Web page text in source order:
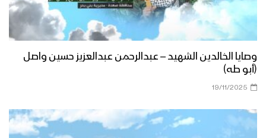
وصايا الخالدين الشهيد – عبدالرحمن عبدالعزيز حسين واصل
(أبو طه)
19/11/2025